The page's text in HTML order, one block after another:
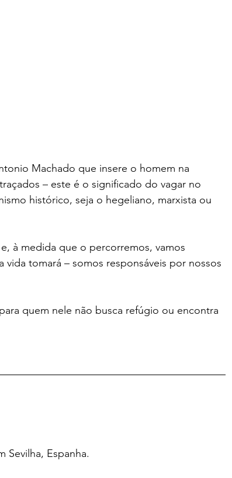
Machado que insere o homem na
– este é o significado do vagar no
histórico, seja o hegeliano, marxista ou
à medida que o percorremos, vamos
tomará – somos responsáveis por nossos
quem nele não busca refúgio ou encontra
Sevilha, Espanha.